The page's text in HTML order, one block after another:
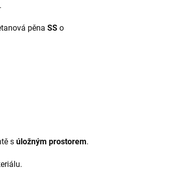
.
pěna SS o
s úložným prostorem.